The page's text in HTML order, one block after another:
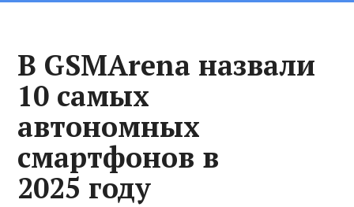
В GSMArena назвали
10 самых
автономных
смартфонов в
2025 году